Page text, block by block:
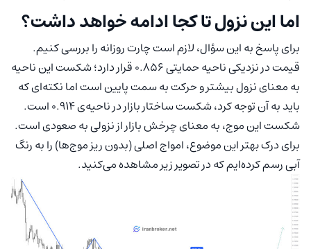
اما این نزول تا کجا ادامه خواهد داشت؟
برای پاسخ به این سؤال، لازم است چارت روزانه را بررسی کنیم.
قیمت در نزدیکی ناحیه حمایتی ۰.۸۵۶ قرار دارد؛ شکست این ناحیه
به معنای نزول بیشتر و حرکت به سمت پایین است اما نکته‌ای که
باید به آن توجه کرد، شکست ساختار بازار در ناحیه‌ی ۰.۹۱۴ است.
شکست این موج، به معنای چرخش بازار از نزولی به صعودی است.
برای درک بهتر این موضوع، امواج اصلی (بدون ریز موج‌ها) را به رنگ
آبی رسم کرده‌ایم که در تصویر زیر مشاهده می‌کنید.